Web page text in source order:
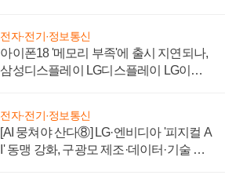
전자·전기·정보통신
아이폰18 '메모리 부족'에 출시 지연되나,
삼성디스플레이 LG디스플레이 LG이노
전자·전기·정보통신
[AI 뭉쳐야 산다⑧] LG·엔비디아 '피지컬 A
I' 동맹 강화, 구광모 제조·데이터·기술 결